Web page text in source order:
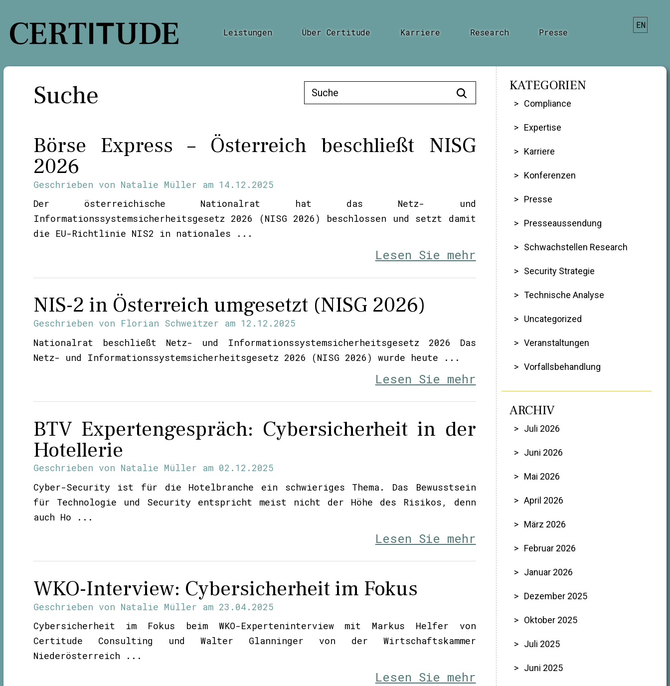
Inhalt
springen
Leistungen Über Certitude Karriere Research Presse
EN
Suche
Suche
nach:
Börse Express – Österreich beschließt NISG
2026
Geschrieben von Natalie Müller am 14.12.2025
Der österreichische Nationalrat hat das Netz- und
Informationssystemsicherheitsgesetz 2026 (NISG 2026) beschlossen und setzt damit
die EU-Richtlinie NIS2 in nationales ...
Lesen Sie mehr
NIS-2 in Österreich umgesetzt (NISG 2026)
Geschrieben von Florian Schweitzer am 12.12.2025
Nationalrat beschließt Netz- und Informationssystemsicherheitsgesetz 2026 Das
Netz- und Informationssystemsicherheitsgesetz 2026 (NISG 2026) wurde heute ...
Lesen Sie mehr
BTV Expertengespräch: Cybersicherheit in der
Hotellerie
Geschrieben von Natalie Müller am 02.12.2025
Cyber-Security ist für die Hotelbranche ein schwieriges Thema. Das Bewusstsein
für Technologie und Security entspricht meist nicht der Höhe des Risikos, denn
auch Ho ...
Lesen Sie mehr
WKO-Interview: Cybersicherheit im Fokus
Geschrieben von Natalie Müller am 23.04.2025
Cybersicherheit im Fokus beim WKO-Experteninterview mit Markus Helfer von
Certitude Consulting und Walter Glanninger von der Wirtschaftskammer
Niederösterreich ...
Lesen Sie mehr
KATEGORIEN
Compliance
Expertise
Karriere
Konferenzen
Presse
Presseaussendung
Schwachstellen Research
Security Strategie
Technische Analyse
Uncategorized
Veranstaltungen
Vorfallsbehandlung
ARCHIV
Juli 2026
Juni 2026
Mai 2026
April 2026
März 2026
Februar 2026
Januar 2026
Dezember 2025
Oktober 2025
Juli 2025
Juni 2025